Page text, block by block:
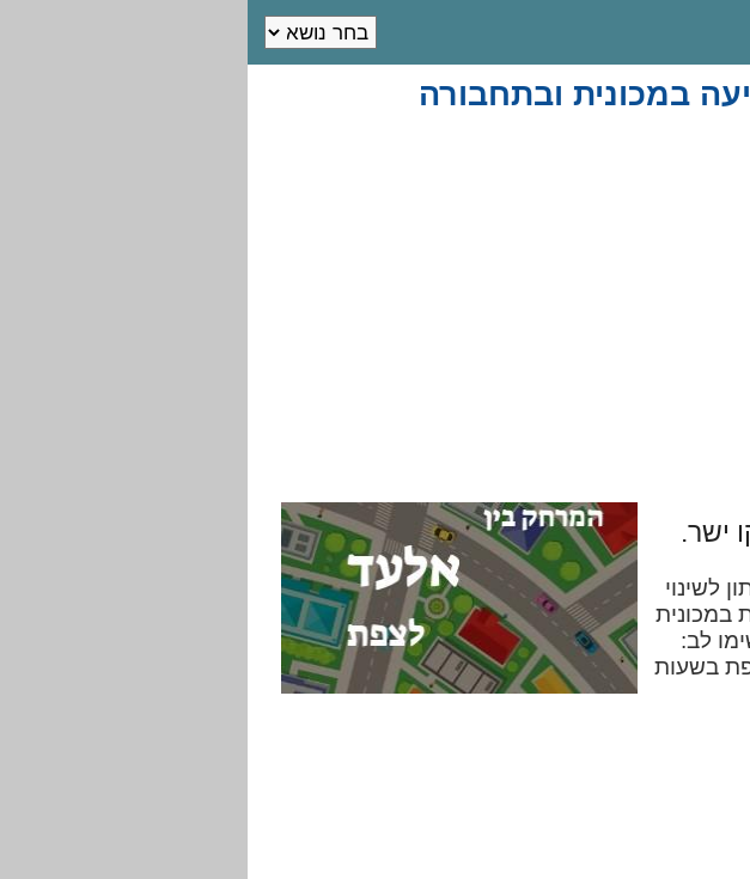
במכונית ובתחבורה
והוא נתון לשינוי
במכונית
שימו לב:
בשעות